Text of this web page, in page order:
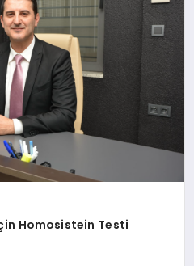
Homosistein Testi